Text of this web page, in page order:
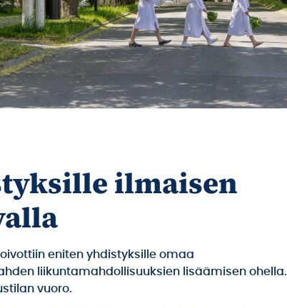
ilmaisen
eniten yhdistyksille omaa
liikuntamahdollisuuksien lisäämisen ohella.
vuoro.